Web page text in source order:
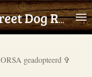
Rudozem Street Dog Rescue
ORSA geadopteerd ✞